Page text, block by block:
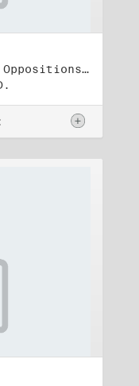
Titel: DDR-Friedens-und Oppositionsbewegung (3)